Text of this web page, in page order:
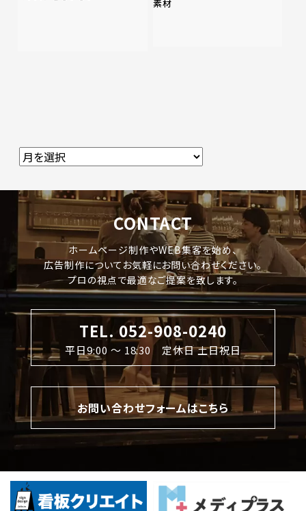
素材
CONTACT
ホームページ制作やWEB集客を始め、
広告制作についてお気軽にお問い合わせください。
プロの視点で最適なご提案を致します。
TEL. 052-908-0240
平日9:00 〜 18:30 定休日 土日祝日
お問い合わせフォームはこちら